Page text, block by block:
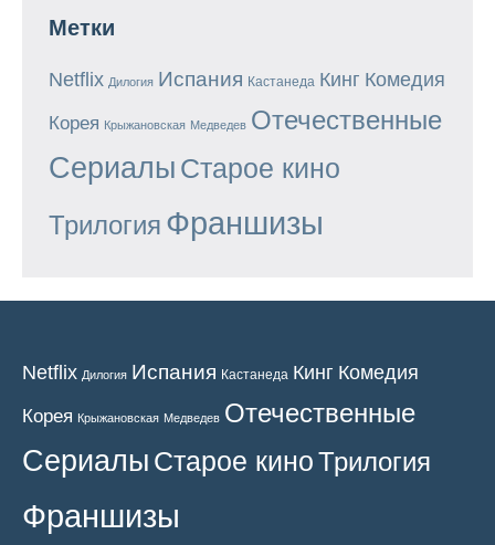
Метки
Netflix Дилогия Испания Кастанеда Кинг Комедия
Корея Крыжановская Медведев Отечественные
Сериалы Старое кино
Трилогия Франшизы
Netflix Дилогия Испания Кастанеда Кинг Комедия
Корея Крыжановская Медведев Отечественные
Сериалы Старое киноТрилогия
Франшизы